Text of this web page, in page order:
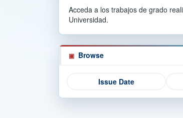
Acceda a los trabajos de grado
Universidad.
Browse